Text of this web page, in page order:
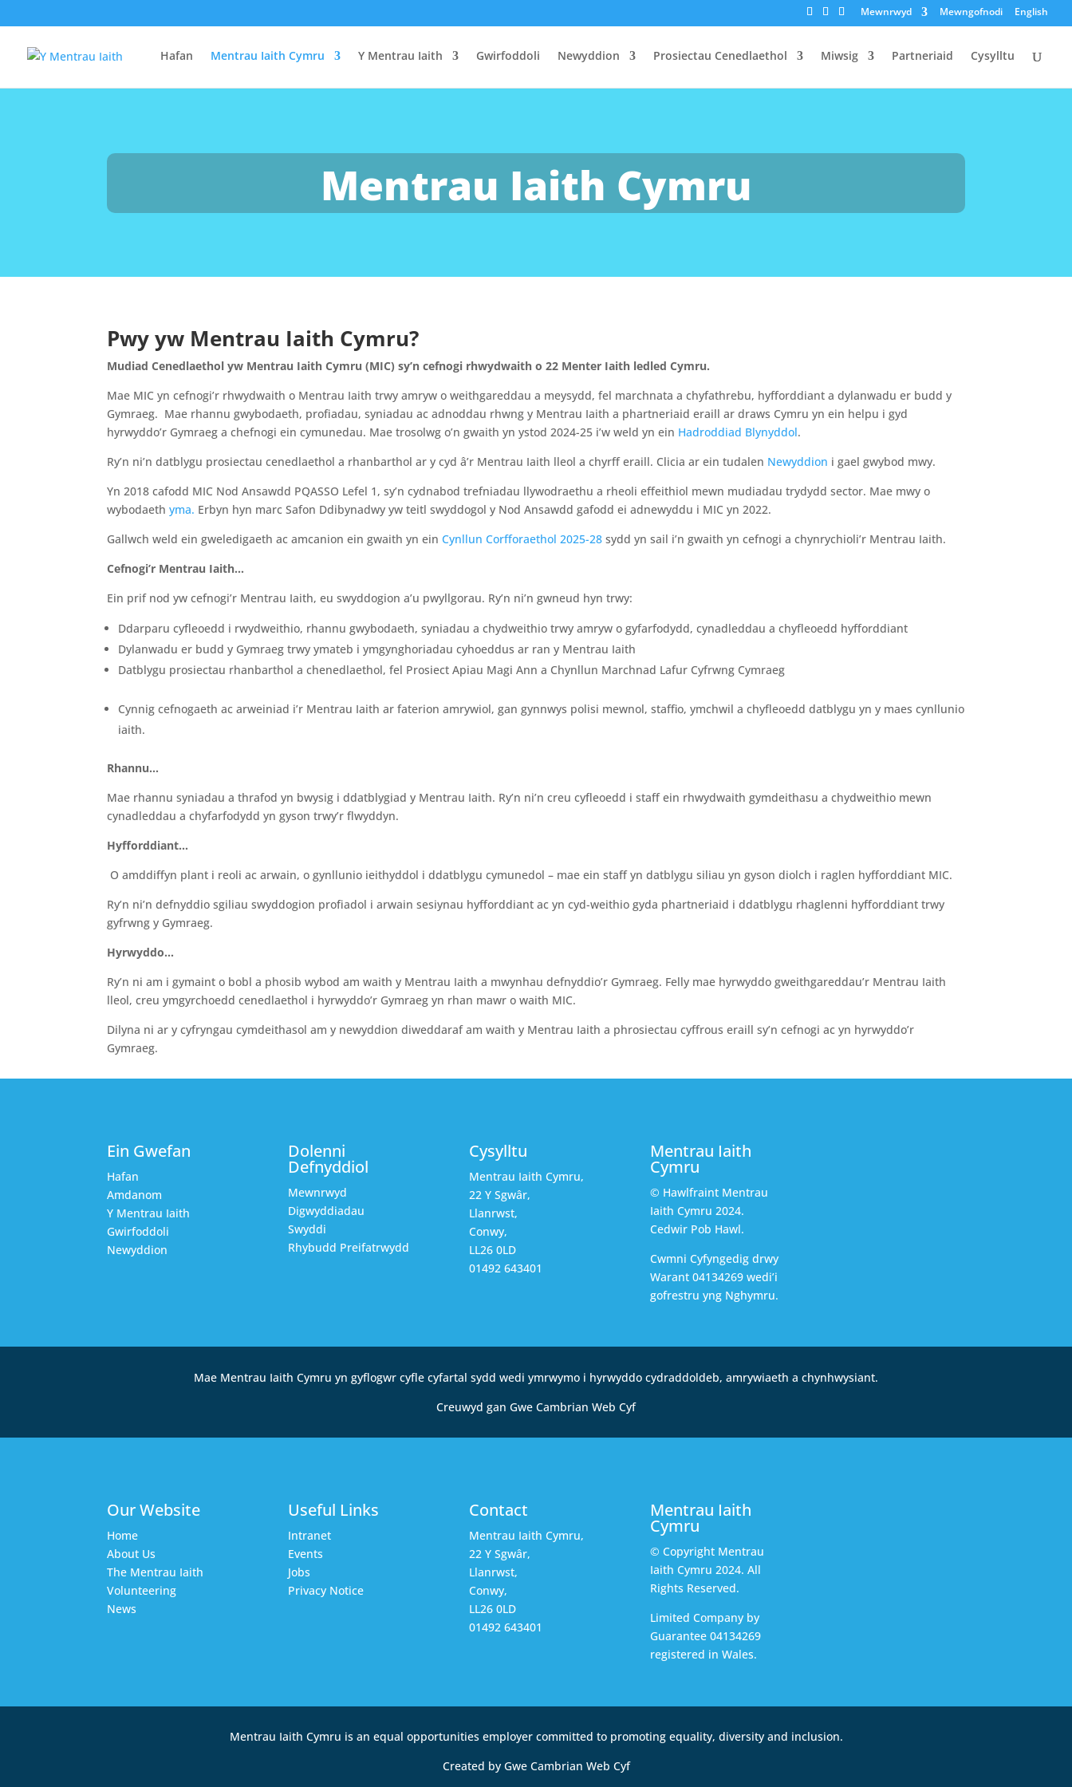
Mewnrwyd Mewngofnodi English
Hafan Mentrau Iaith Cymru Y Mentrau Iaith Gwirfoddoli Newyddion Prosiectau Cenedlaethol Miwsig Partneriaid Cysylltu
Mentrau Iaith Cymru
Pwy yw Mentrau Iaith Cymru?
Mudiad Cenedlaetholyw Mentrau Iaith Cymru (MIC)sy’n cefnogi rhwydwaith o 22 Menter Iaith ledled Cymru.
Mae MIC yn cefnogi’r rhwydwaith o Mentrau Iaith trwy amryw o weithgareddau a meysydd, fel marchnata a chyfathrebu, hyfforddiant a dylanwadu er budd y
Gymraeg. Mae rhannu gwybodaeth, profiadau, syniadau ac adnoddau rhwng y Mentrau Iaith a phartneriaid eraill ar draws Cymru yn ein helpu i gyd
hyrwyddo’r Gymraeg a chefnogi ein cymunedau. Mae trosolwg o’n gwaith yn ystod 2024-25 i’w weld yn ein Hadroddiad Blynyddol.
Ry’n ni’n datblygu prosiectau cenedlaethol a rhanbarthol ar y cyd â’r Mentrau Iaith lleol a chyrff eraill. Clicia ar ein tudalen Newyddion i gael gwybod mwy.
Yn 2018 cafodd MIC Nod Ansawdd PQASSO Lefel 1, sy’n cydnabod trefniadau llywodraethu a rheoli effeithiol mewn mudiadau trydydd sector. Mae mwy o
wybodaethyma. Erbyn hyn marc Safon Ddibynadwy yw teitl swyddogol y Nod Ansawdd gafodd ei adnewyddu i MIC yn 2022.
Gallwch weld ein gweledigaeth ac amcanion ein gwaith yn einCynllun Corfforaethol 2025-28 sydd yn sail i’n gwaith yn cefnogi a chynrychioli’r Mentrau Iaith.
Cefnogi’r Mentrau Iaith…
Ein prif nod yw cefnogi’r Mentrau Iaith, eu swyddogion a’u pwyllgorau. Ry’n ni’n gwneud hyn trwy:
Ddarparu cyfleoedd i rwydweithio, rhannu gwybodaeth, syniadau a chydweithio trwy amryw o gyfarfodydd, cynadleddau a chyfleoedd hyfforddiant
Dylanwadu er budd y Gymraeg trwy ymateb i ymgynghoriadau cyhoeddus ar ran y Mentrau Iaith
Datblygu prosiectau rhanbarthol a chenedlaethol, fel Prosiect Apiau Magi Ann a Chynllun Marchnad Lafur Cyfrwng Cymraeg
Cynnig cefnogaeth ac arweiniad i’r Mentrau Iaith ar faterion amrywiol, gan gynnwys polisi mewnol, staffio, ymchwil a chyfleoedd datblygu yn y maes cynllunio
iaith.
Rhannu…
Mae rhannu syniadau a thrafod yn bwysig i ddatblygiad y Mentrau Iaith. Ry’n ni’n creu cyfleoedd i staff ein rhwydwaith gymdeithasu a chydweithio mewn
cynadleddau a chyfarfodydd yn gyson trwy’r flwyddyn.
Hyfforddiant…
O amddiffyn plant i reoli ac arwain, o gynllunio ieithyddol i ddatblygu cymunedol – mae ein staff yn datblygu siliau yn gyson diolch i raglen hyfforddiant MIC.
Ry’n ni’n defnyddio sgiliau swyddogion profiadol i arwain sesiynau hyfforddiant ac yn cyd-weithio gyda phartneriaid i ddatblygu rhaglenni hyfforddiant trwy
gyfrwng y Gymraeg.
Hyrwyddo…
Ry’n ni am i gymaint o bobl a phosib wybod am waith y Mentrau Iaith a mwynhau defnyddio’r Gymraeg. Felly mae hyrwyddo gweithgareddau’r Mentrau Iaith
lleol, creu ymgyrchoedd cenedlaethol i hyrwyddo’r Gymraeg yn rhan mawr o waith MIC.
Dilyna ni ar y cyfryngau cymdeithasol am y newyddion diweddaraf am waith y Mentrau Iaith a phrosiectau cyffrous eraill sy’n cefnogi ac yn hyrwyddo’r
Gymraeg.
Ein Gwefan
Hafan
Amdanom
Y Mentrau Iaith
Gwirfoddoli
Newyddion
Dolenni
Defnyddiol
Mewnrwyd
Digwyddiadau
Swyddi
Rhybudd Preifatrwydd
Cysylltu
Mentrau Iaith Cymru,
22 Y Sgwâr,
Llanrwst,
Conwy,
LL26 0LD
01492 643401
Mentrau Iaith
Cymru
© Hawlfraint Mentrau
Iaith Cymru 2024.
Cedwir Pob Hawl.
Cwmni Cyfyngedig drwy
Warant 04134269 wedi’i
gofrestru yng Nghymru.
Mae Mentrau Iaith Cymru yn gyflogwr cyfle cyfartal sydd wedi ymrwymo i hyrwyddo cydraddoldeb, amrywiaeth a chynhwysiant.
Creuwyd gan Gwe Cambrian Web Cyf
Our Website
Home
About Us
The Mentrau Iaith
Volunteering
News
Useful Links
Intranet
Events
Jobs
Privacy Notice
Contact
Mentrau Iaith Cymru,
22 Y Sgwâr,
Llanrwst,
Conwy,
LL26 0LD
01492 643401
Mentrau Iaith
Cymru
© Copyright Mentrau
Iaith Cymru 2024. All
Rights Reserved.
Limited Company by
Guarantee 04134269
registered in Wales.
Mentrau Iaith Cymru is an equal opportunities employer committed to promoting equality, diversity and inclusion.
Created by Gwe Cambrian Web Cyf